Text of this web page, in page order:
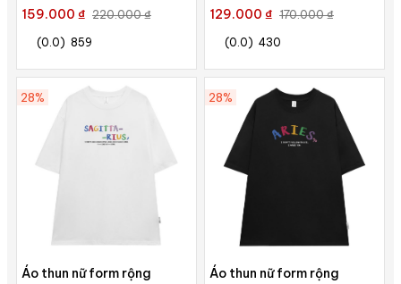
Thiên Bình LIBRA Miucho
typography
159.000 ₫ 220.000 ₫
(0.0) 859
AQUARIUS Miucho cotton cổ
129.000 ₫ 170.000 ₫
(0.0) 430
28%
Áo thun nữ form rộng
28%
Áo thun nữ form rộng